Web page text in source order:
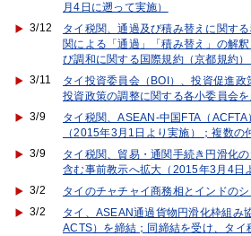
月4日に遡って実施）
3/12
タイ税関、通過及び積み替えに関す
関による「通過」「積み替え」の解
び調和に関する国際規約（京都規約
3/11
タイ投資委員会（BOI）、投資促進
投資政策の調整に関する各小委員会
3/9
タイ税関、ASEAN-中国FTA（
（2015年3月1日より実施）；複数
3/9
タイ税関、貿易・通関手続き円滑化
含む事前教示へ拡大（2015年3月4日
3/2
タイのチャチャイ商務相とインドの
3/2
タイ、ASEAN通過貨物円滑化枠組み
ACTS）を締結；同締結を受け、タ